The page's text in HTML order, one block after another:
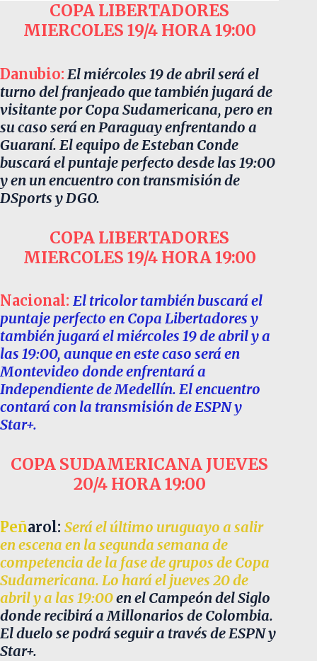
COPA LIBERTADORES
MIERCOLES 19/4 HORA 19:00
Danubio: El miércoles 19 de abril será el
turno del franjeado que también jugará de
visitante por Copa Sudamericana, pero en
su caso será en Paraguay enfrentando a
Guaraní. El equipo de Esteban Conde
buscará el puntaje perfecto desde las 19:00
y en un encuentro con transmisión de
DSports y DGO.
COPA LIBERTADORES
MIERCOLES 19/4 HORA 19:00
Nacional: El tricolor también buscará el
puntaje perfecto en Copa Libertadores y
también jugará el miércoles 19 de abril y a
las 19:00, aunque en este caso será en
Montevideo donde enfrentará a
Independiente de Medellín. El encuentro
contará con la transmisión de ESPN y
Star+.
COPA SUDAMERICANA JUEVES
20/4 HORA 19:00
Peñarol: Será el último uruguayo a salir
en escena en la segunda semana de
competencia de la fase de grupos de Copa
Sudamericana. Lo hará el jueves 20 de
abril y a las 19:00en el Campeón del Siglo
donde recibirá a Millonarios de Colombia.
El duelo se podrá seguir a través de ESPN y
Star+.